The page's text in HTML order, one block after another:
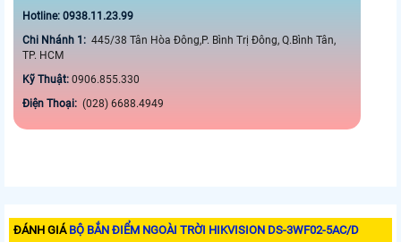
Hotline: 0938.11.23.99
Chi Nhánh 1: 445/38 Tân Hòa Đông,P. Bình Trị Đông, Q.Bình Tân,
TP. HCM
Kỹ Thuật: 0906.855.330
Điện Thoại: (028) 6688.4949
ĐÁNH GIÁ BỘ BẮN ĐIỂM NGOÀI TRỜI HIKVISION DS-3WF02-5AC/D